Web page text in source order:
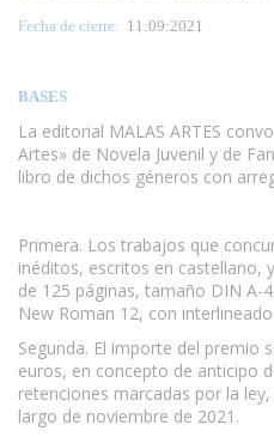
Fecha de cierre: 11:09:2021
BASES
La editorial MALAS ARTES
Artes» de Novela Juvenil y de
libro de dichos géneros con
Primera. Los trabajos que
inéditos, escritos en castellano,
de 125 páginas, tamaño DIN A-
New Roman 12, con
Segunda. El importe del premio
euros, en concepto de anticipo
retenciones marcadas por la
largo de noviembre de 2021.